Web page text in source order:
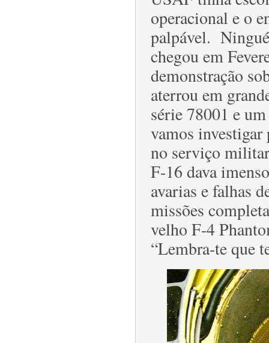
operacional e o
palpável.
chegou em
demonstração
aterrou em
série 78001 e
vamos investigar
no serviço
F-16 dava
avarias e falhas
missões
velho F-4
“Lembra-te que